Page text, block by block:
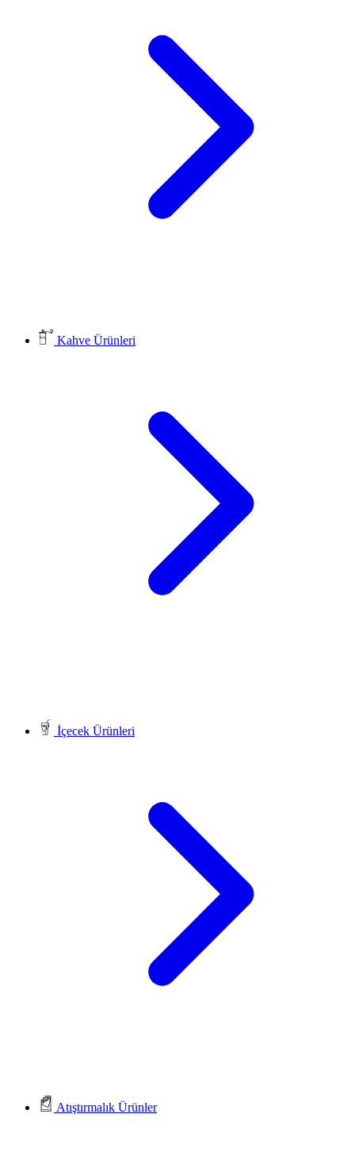
Kahve Ürünleri
İçecek Ürünleri
Atıştırmalık Ürünler